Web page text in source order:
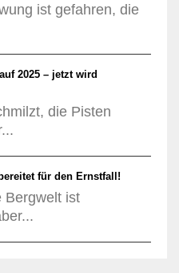
ist gefahren, die
2025 – jetzt wird
die Pisten
für den Ernstfall!
Bergwelt ist